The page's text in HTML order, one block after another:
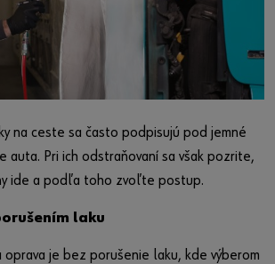
na ceste sa často podpisujú pod jemné
auta. Pri ich odstraňovaní sa však pozrite,
ide a podľa toho zvoľte postup.
laku
oprava je bez porušenie laku, kde výberom